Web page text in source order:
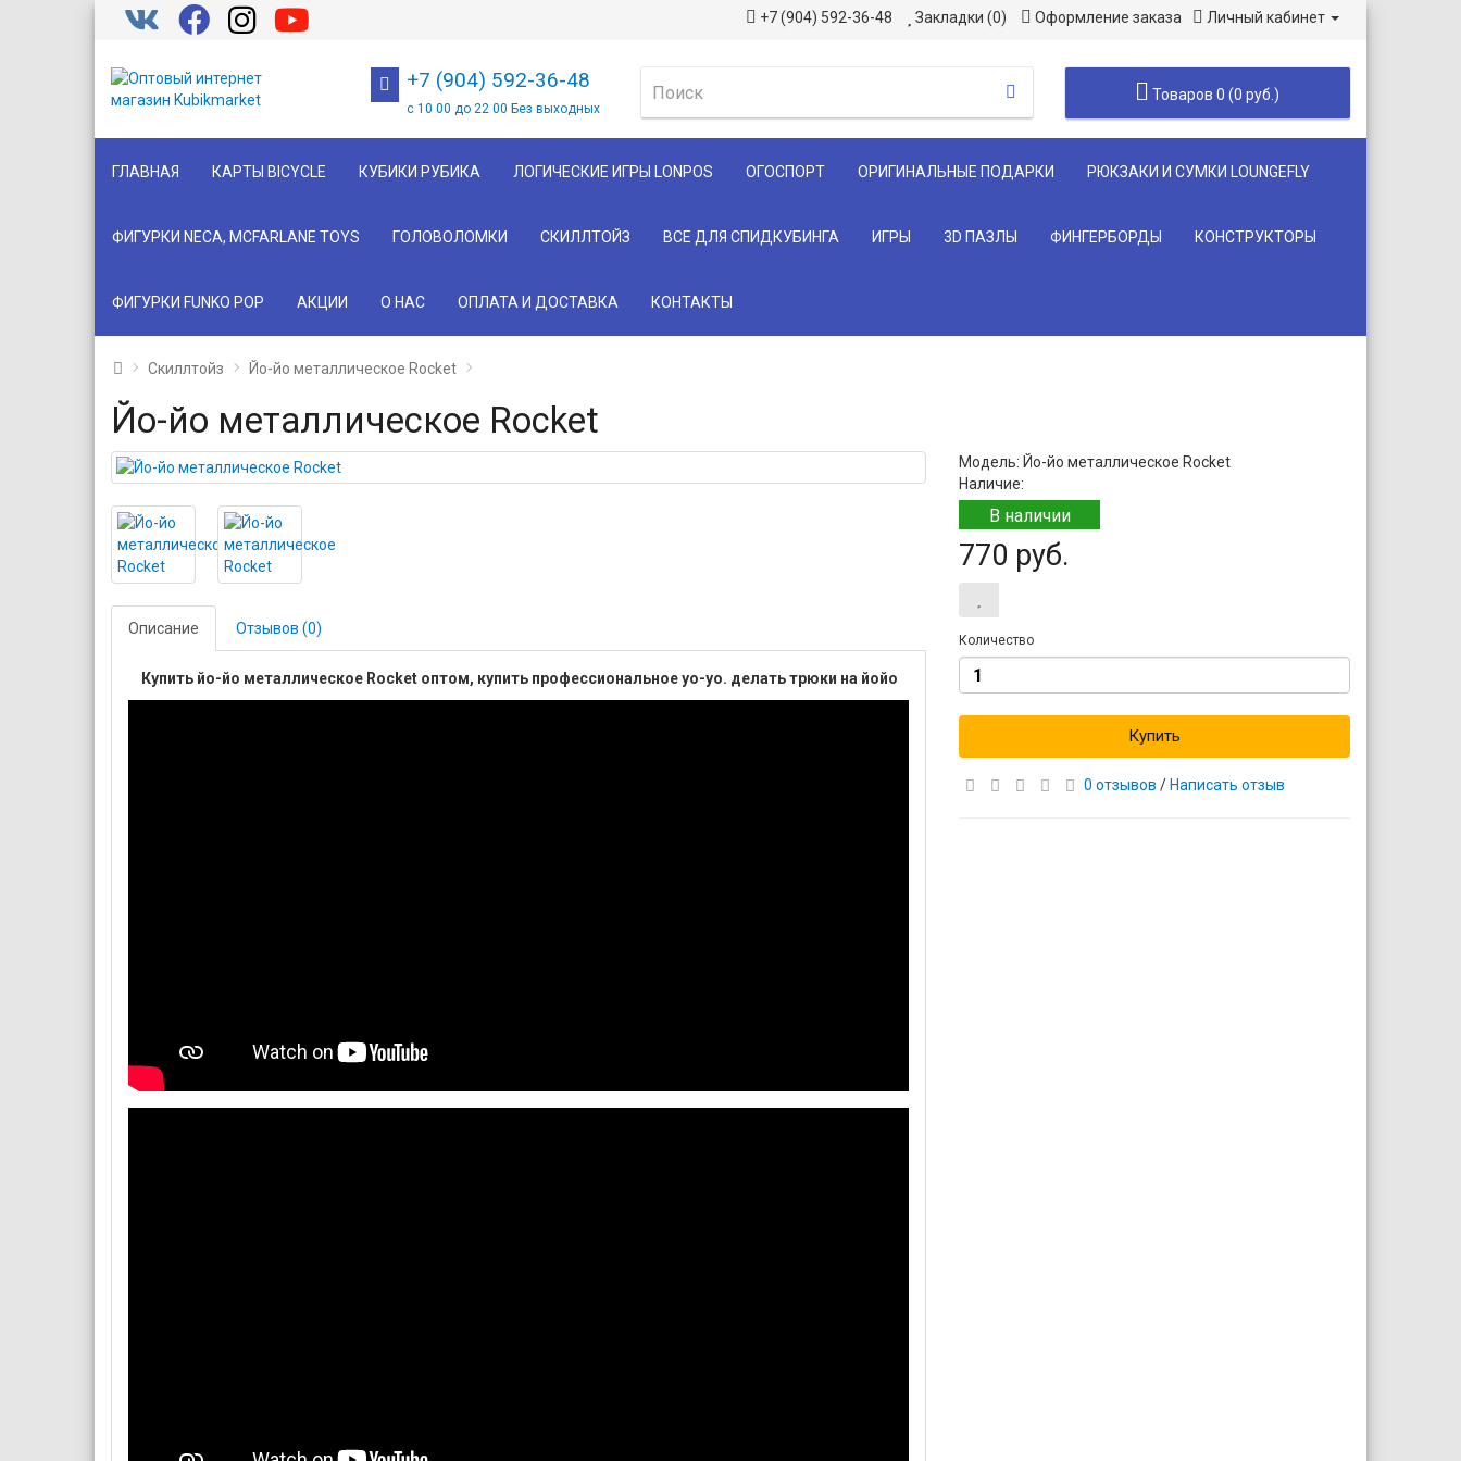
+7 (904) 592-36-48 Закладки (0) Оформление заказа Личный кабинет
+7 (904) 592-36-48
с 10 00 до 22 00 Без выходных
Товаров 0 (0 руб.)
ГЛАВНАЯ КАРТЫ BICYCLE КУБИКИ РУБИКА ЛОГИЧЕСКИЕ ИГРЫ LONPOS ОГОСПОРТ ОРИГИНАЛЬНЫЕ ПОДАРКИ РЮКЗАКИ И СУМКИ LOUNGEFLY
ФИГУРКИ NECA, MCFARLANE TOYS ГОЛОВОЛОМКИ СКИЛЛТОЙЗ ВСЕ ДЛЯ СПИДКУБИНГА ИГРЫ 3D ПАЗЛЫ ФИНГЕРБОРДЫ КОНСТРУКТОРЫ
ФИГУРКИ FUNKO POP АКЦИИ О НАС ОПЛАТА И ДОСТАВКА КОНТАКТЫ
Скиллтойз Йо-йо металлическое Rocket
Йо-йо металлическое Rocket
Описание Отзывов (0)
Купить йо-йо металлическое Rocket оптом, купить профессиональное yo-yo. делать трюки на йойо
Модель: Йо-йо металлическое Rocket
Наличие:
В наличии
770 руб.
Количество
Купить
0 отзывов / Написать отзыв